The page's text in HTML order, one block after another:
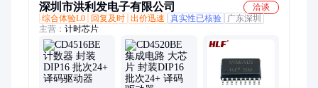
深圳市洪利发电子有限公司
洽谈
综合体验L0
回复及时 出价迅速 真实性已核验
广东深圳
主营： 计时芯片